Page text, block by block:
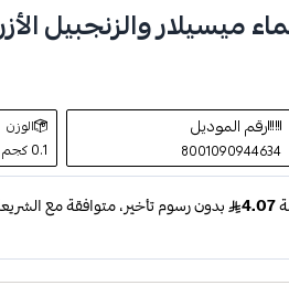
والزنجبيل الأزرق
رقم الموديل
8001090944634
الوزن
0.1 كجم